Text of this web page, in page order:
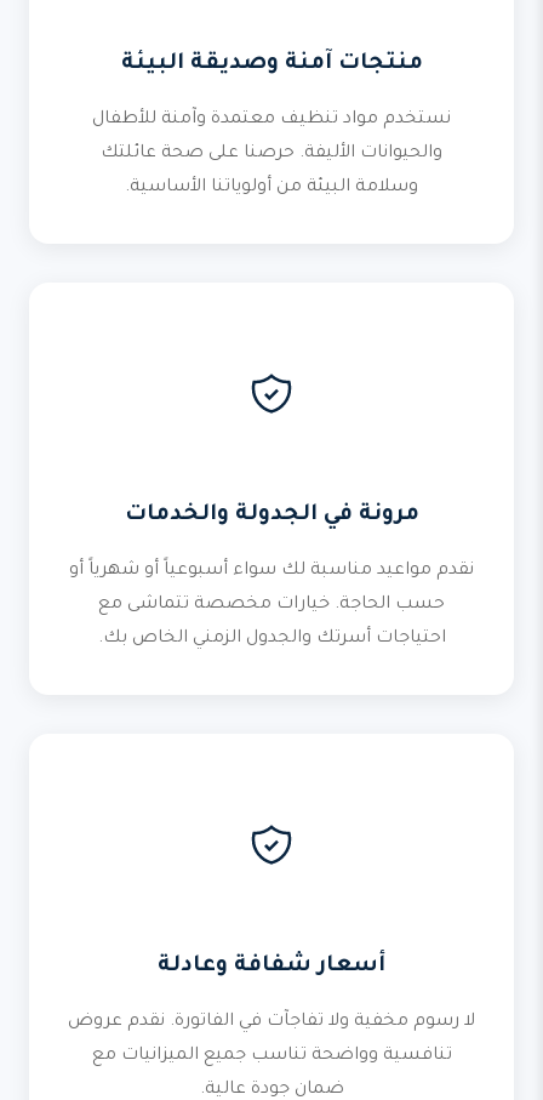
منتجات آمنة وصديقة البيئة
نستخدم مواد تنظيف معتمدة وآمنة للأطفال
والحيوانات الأليفة. حرصنا على صحة عائلتك
وسلامة البيئة من أولوياتنا الأساسية.
مرونة في الجدولة والخدمات
نقدم مواعيد مناسبة لك سواء أسبوعياً أو شهرياً أو
حسب الحاجة. خيارات مخصصة تتماشى مع
احتياجات أسرتك والجدول الزمني الخاص بك.
أسعار شفافة وعادلة
لا رسوم مخفية ولا تفاجآت في الفاتورة. نقدم عروض
تنافسية وواضحة تناسب جميع الميزانيات مع
ضمان جودة عالية.